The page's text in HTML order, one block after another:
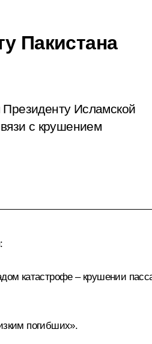
Пакистана
Исламской
с крушением
катастрофе – крушении
погибших».